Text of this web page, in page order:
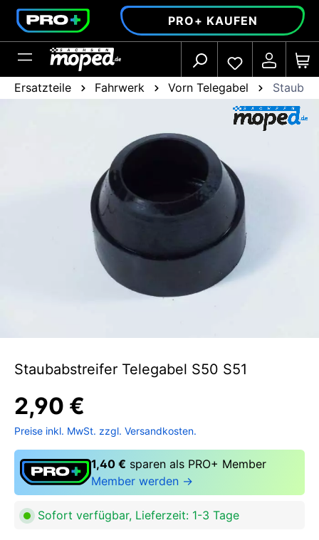
springen PRO+ KAUFEN
Ersatzteile Fahrwerk Vorn Telegabel
Staubabstreifer Telegabel S50 S51
2,90 €
Preise inkl. MwSt. zzgl. Versandkosten.
1,40 € sparen als PRO+ Member
Member werden →
Sofort verfügbar, Lieferzeit: 1-3 Tage